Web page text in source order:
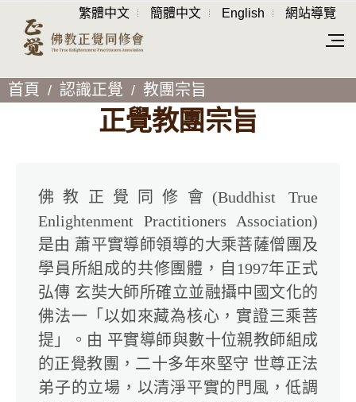
繁體中文 簡體中文 English 網站導覽
首頁 認識正覺 教團宗旨
正覺教團宗旨
佛教正覺同修會(Buddhist True
Enlightenment Practitioners Association)
是由 蕭平實導師領導的大乘菩薩僧團及
學員所組成的共修團體，自1997年正式
弘傳 玄奘大師所確立並融攝中國文化的
佛法一 「以如來藏為核心，實證三乘菩
提」。由 平實導師與數十位親教師組成
的正覺教團，二十多年來堅守 世尊正法
弟子的立場，以清淨平實的門風，低調